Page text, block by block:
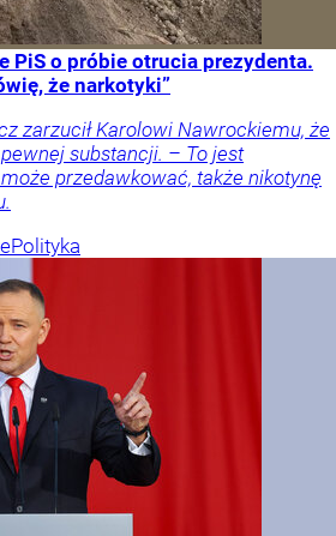
PiS o próbie otrucia prezydenta.
że narkotyki”
zarzucił Karolowi Nawrockiemu, że
substancji. – To jest
przedawkować, także nikotynę
Polityka